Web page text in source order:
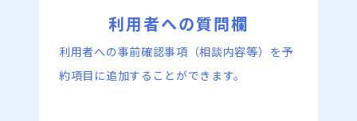
利用者への質問欄
利用者への事前確認事項（相談内容等）を予
約項目に追加することができます。